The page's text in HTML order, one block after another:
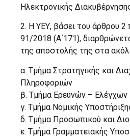
Ηλεκτρονικής
2. Η ΥΕΥ, βάσει του άρθρου
91/2018 (Α΄171),
της αποστολής της στα
α. Τμήμα Στρατηγικής και
Πληροφοριών
β. Τμήμα Ερευνών – Ελέγχων
γ. Τμήμα Νομικής
δ. Τμήμα Προσωπικού και
ε. Τμήμα Γραμματειακής